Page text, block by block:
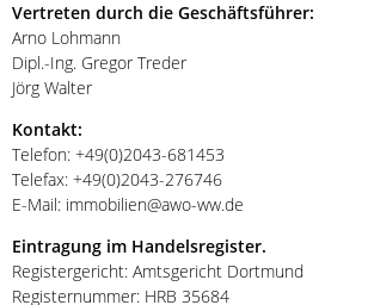
Vertreten durch die Geschäftsführer:
Arno Lohmann
Dipl.-Ing. Gregor Treder
Jörg Walter
Kontakt:
Telefon: +49(0)2043-681453
Telefax: +49(0)2043-276746
E-Mail: immobilien@awo-ww.de
Eintragung im Handelsregister.
Registergericht: Amtsgericht Dortmund
Registernummer: HRB 35684